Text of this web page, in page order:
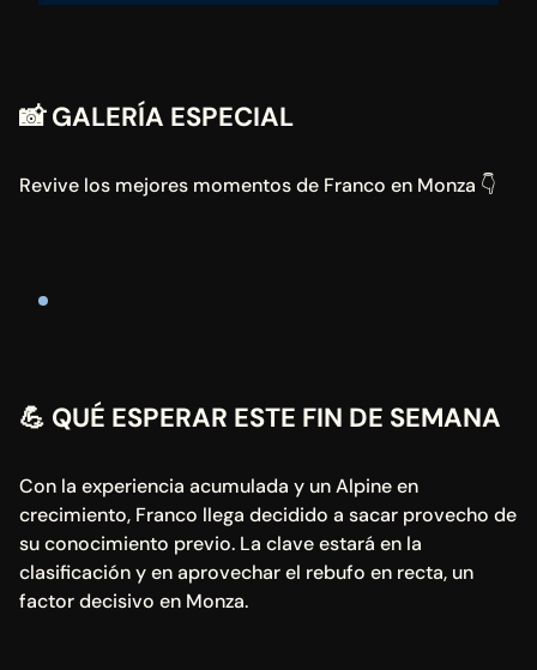
📸 GALERÍA ESPECIAL
Revive los mejores momentos de Franco en Monza 👇
💪 QUÉ ESPERAR ESTE FIN DE SEMANA
Con la experiencia acumulada y un Alpine en
crecimiento, Franco llega decidido a sacar provecho de
su conocimiento previo. La clave estará en la
clasificación y en aprovechar el rebufo en recta, un
factor decisivo en Monza.